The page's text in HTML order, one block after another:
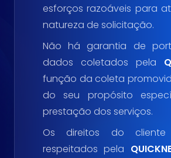
esforços razoáveis para
natureza de solicitação.
Não há garantia de
dados coletados pela
função da coleta
do seu propósito
prestação dos serviços.
Os direitos do
respeitados pela